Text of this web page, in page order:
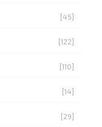
[45]
[122]
[110]
[14]
[29]